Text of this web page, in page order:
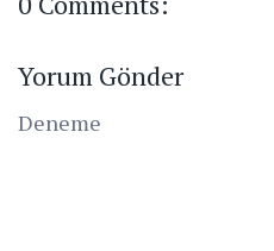
Yorum Gönder
Deneme